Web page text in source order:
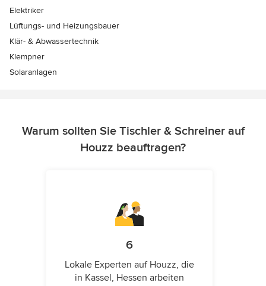
Elektriker
Lüftungs- und Heizungsbauer
Klär- & Abwassertechnik
Klempner
Solaranlagen
Warum sollten Sie Tischler & Schreiner auf
Houzz beauftragen?
6
Lokale Experten auf Houzz, die
in Kassel, Hessen arbeiten